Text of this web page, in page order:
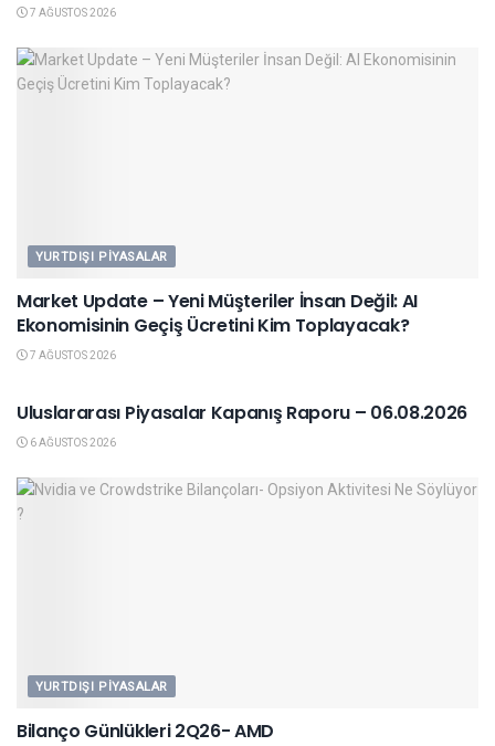
7 AĞUSTOS 2026
YURTDIŞI PIYASALAR
Market Update – Yeni Müşteriler İnsan Değil: AI
Ekonomisinin Geçiş Ücretini Kim Toplayacak?
7 AĞUSTOS 2026
Uluslararası Piyasalar Kapanış Raporu – 06.08.2026
6 AĞUSTOS 2026
YURTDIŞI PIYASALAR
Bilanço Günlükleri 2Q26- AMD